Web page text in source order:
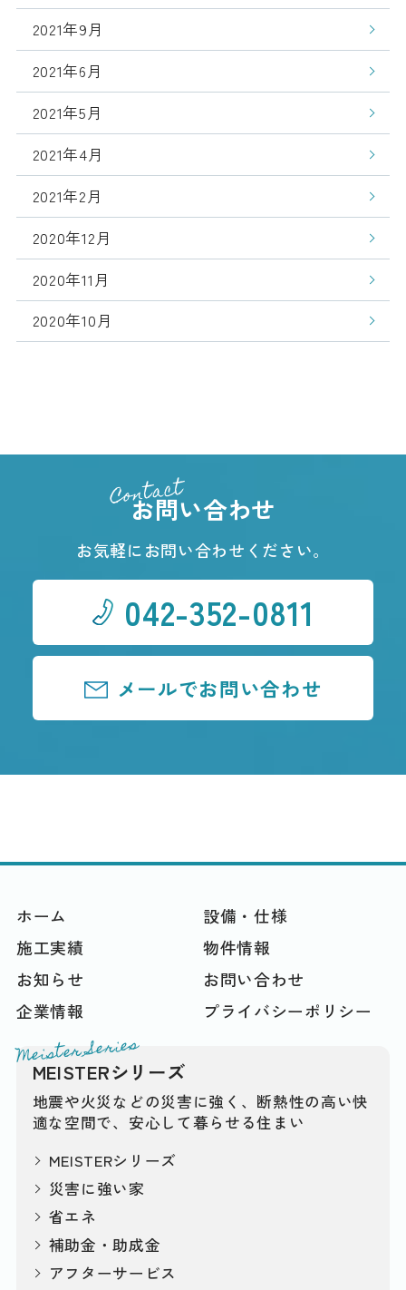
2021年9月
2021年6月
2021年5月
2021年4月
2021年2月
2020年12月
2020年11月
2020年10月
Contact
お問い合わせ
お気軽にお問い合わせください。
042-352-0811
メールでお問い合わせ
ホーム
設備・仕様
施工実績
物件情報
お知らせ
お問い合わせ
企業情報
プライバシーポリシー
Meister Series
MEISTERシリーズ
地震や火災などの災害に強く、断熱性の高い快
適な空間で、安心して暮らせる住まい
MEISTERシリーズ
災害に強い家
省エネ
補助金・助成金
アフターサービス